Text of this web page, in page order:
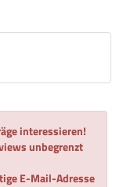
interessieren!
unbegrenzt
E-Mail-Adresse